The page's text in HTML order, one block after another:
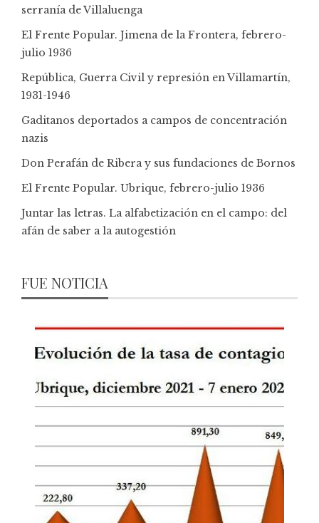
serranía de Villaluenga
El Frente Popular. Jimena de la Frontera, febrero-
julio 1936
República, Guerra Civil y represión en Villamartín,
1931-1946
Gaditanos deportados a campos de concentración
nazis
Don Perafán de Ribera y sus fundaciones de Bornos
El Frente Popular. Ubrique, febrero-julio 1936
Juntar las letras. La alfabetización en el campo: del
afán de saber a la autogestión
FUE NOTICIA